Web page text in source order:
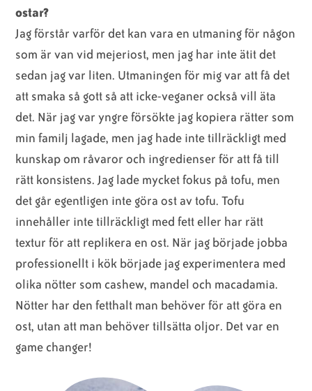
ostar?
Jag förstår varför det kan vara en utmaning för någon
som är van vid mejeriost, men jag har inte ätit det
sedan jag var liten. Utmaningen för mig var att få det
att smaka så gott så att icke-veganer också vill äta
det. När jag var yngre försökte jag kopiera rätter som
min familj lagade, men jag hade inte tillräckligt med
kunskap om råvaror och ingredienser för att få till
rätt konsistens. Jag lade mycket fokus på tofu, men
det går egentligen inte göra ost av tofu. Tofu
innehåller inte tillräckligt med fett eller har rätt
textur för att replikera en ost. När jag började jobba
professionellt i kök började jag experimentera med
olika nötter som cashew, mandel och macadamia.
Nötter har den fetthalt man behöver för att göra en
ost, utan att man behöver tillsätta oljor. Det var en
game changer!